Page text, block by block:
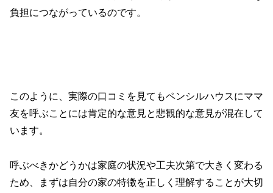
負担につながっているのです。
このように、実際の口コミを見てもペンシルハウスにママ
友を呼ぶことには肯定的な意見と悲観的な意見が混在して
います。
呼ぶべきかどうかは家庭の状況や工夫次第で大きく変わる
ため、まずは自分の家の特徴を正しく理解することが大切